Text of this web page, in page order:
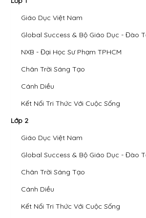
Giáo Dục Việt Nam
Global Success & Bộ Giáo Dục - Đào
NXB - Đại Học Sư Phạm TPHCM
Chân Trời Sáng Tạo
Cánh Diều
Kết Nối Tri Thức Với Cuộc Sống
Lớp 2
Giáo Dục Việt Nam
Global Success & Bộ Giáo Dục - Đào
Chân Trời Sáng Tạo
Cánh Diều
Kết Nối Tri Thức Với Cuộc Sống